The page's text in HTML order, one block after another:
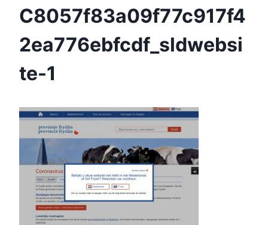
C8057f83a09f77c917f4
2ea776ebfcdf_sldwebsi
Te-1